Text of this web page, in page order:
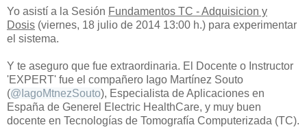
Yo asistí a la Sesión Fundamentos TC - Adquisicion y
Dosis (viernes, 18 julio de 2014 13:00 h.) para experimentar
el sistema.
Y te aseguro que fue extraordinaria. El Docente o Instructor
'EXPERT' fue el compañero Iago Martínez Souto
(@ IagoMtnezSouto), Especialista de Aplicaciones en
España de Generel Electric HealthCare, y muy buen
docente en Tecnologías de Tomografía Computerizada (TC).